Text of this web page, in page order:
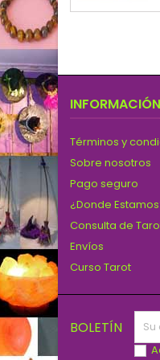
INFORMACIÓN
Términos y
Sobre nosotros
Pago seguro
¿Donde
Consulta de
Envíos
Curso Tarot
BOLETÍN